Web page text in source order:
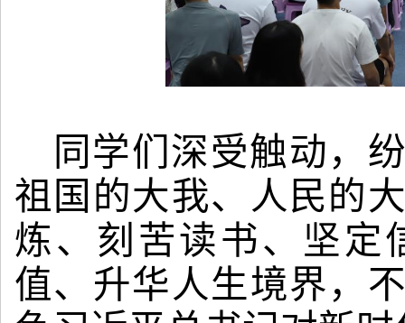
同学们深受触动，
祖国的大我、人民的
炼、刻苦读书、坚定
值、升华人生境界，